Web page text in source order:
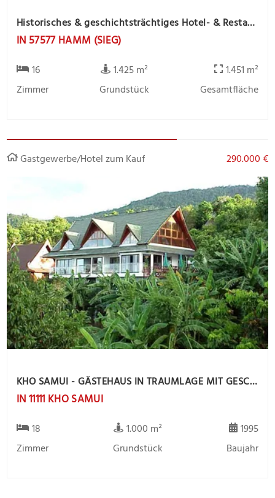
Historisches & geschichtsträchtiges Hotel- & Restaurant im Herzen von Hamm (Sieg) - Romantikhotel "Alte Vogtei"
IN 57577 HAMM (SIEG)
16
Zimmer
1.425 m²
Grundstück
1.451 m²
Gesamtfläche
Gastgewerbe/Hotel zum Kauf 290.000 €
KHO SAMUI - GÄSTEHAUS IN TRAUMLAGE MIT GESCHÄFTSÜBERNAHME
IN 11111 KHO SAMUI
18
Zimmer
1.000 m²
Grundstück
1995
Baujahr